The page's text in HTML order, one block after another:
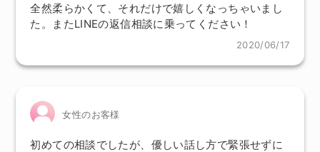
全然柔らかくて、それだけで嬉しくなっちゃいまし
た。またLINEの返信相談に乗ってください！
2020/06/17
女性のお客様
初めての相談でしたが、優しい話し方で緊張せずに